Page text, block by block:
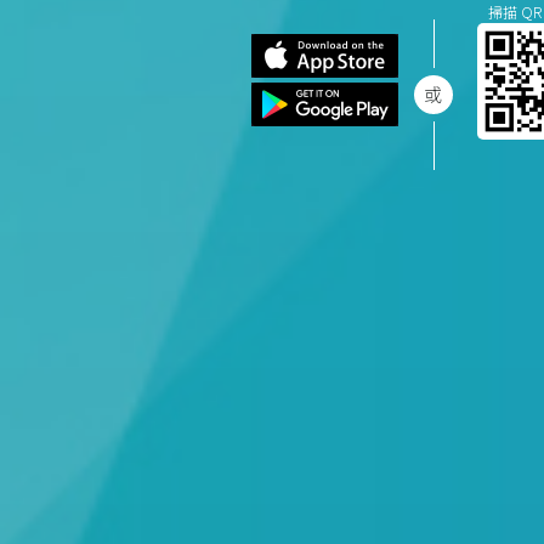
掃描